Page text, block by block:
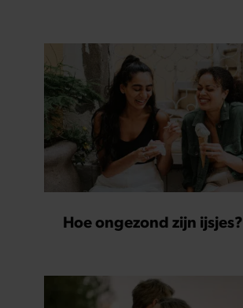
Hoe ongezond zijn ijsjes?